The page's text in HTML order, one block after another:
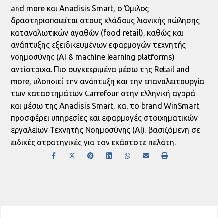
and more και Anadisis Smart, ο Όμιλος
δραστηριοποιείται στους κλάδους λιανικής πώλησης
καταναλωτικών αγαθών (food retail), καθώς και
ανάπτυξης εξειδικευμένων εφαρμογών τεχνητής
νοημοσύνης (ΑΙ & machine learning platforms)
αντίστοιχα. Πιο συγκεκριμένα μέσω της Retail and
more, υλοποιεί την ανάπτυξη και την επαναλειτουργία
των καταστημάτων Carrefour στην ελληνική αγορά
και μέσω της Anadisis Smart, και το brand WinSmart,
προσφέρει υπηρεσίες και εφαρμογές στοιχηματικών
εργαλείων Τεχνητής Νοημοσύνης (ΑΙ), βασιζόμενη σε
ειδικές στρατηγικές για τον εκάστοτε πελάτη.